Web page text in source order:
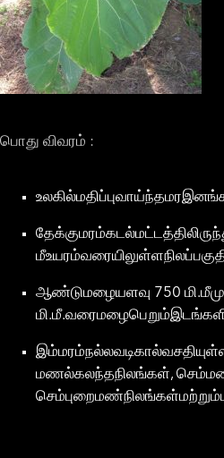
பொது விவரம் :
ஆண்டுமழையளவு 750
மணல்கலந்தநிலங்கள்,